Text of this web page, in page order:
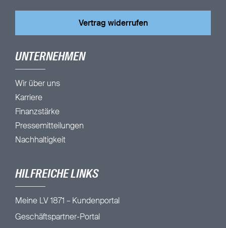
Vertrag widerrufen
UNTERNEHMEN
Wir über uns
Karriere
Finanzstärke
Pressemitteilungen
Nachhaltigkeit
HILFREICHE LINKS
Meine LV 1871 – Kundenportal
Geschäftspartner-Portal